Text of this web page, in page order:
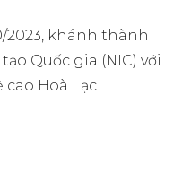
2023, khánh thành
Quốc gia (NIC) với
Hoà Lạc